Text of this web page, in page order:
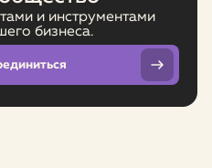
и инструментами
бизнеса.